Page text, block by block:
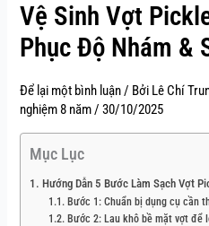
Vệ Sinh Vợt
Phục Độ Nhám &
Để lại một bình luận/ Bởi Lê Chí
nghiệm 8 năm/30/10/2025
Mục Lục
Hướng Dẫn 5 Bước Làm Sạch Vợt
Bước 1: Chuẩn bị dụng cụ cần
Bước 2: Lau khô bề mặt vợt để